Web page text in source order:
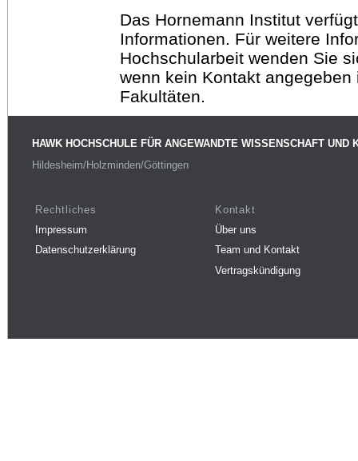
Das Hornemann Institut
Informationen. Für weitere
Hochschularbeit wenden Sie
wenn kein Kontakt
Fakultäten.
HAWK HOCHSCHULE FÜR ANGEWANDTE WISSENSCHAFT UND
Hildesheim/Holzminden/Göttingen
Rechtliches
Impressum
Datenschutzerklärung
Kontakt
Über uns
Team und Kontakt
Vertragskündigung